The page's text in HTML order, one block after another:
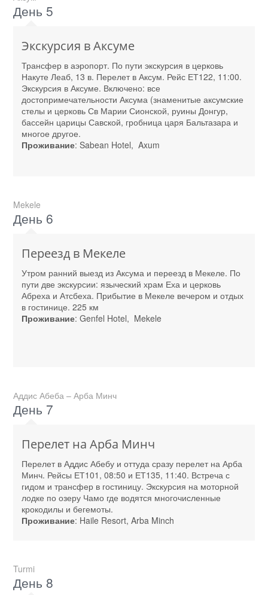
День 5
Экскурсия в Аксуме
Трансфер в аэропорт. По пути экскурсия в церковь
Накуте Леаб, 13 в. Перелет в Аксум. Рейс ЕТ122, 11:00.
Экскурсия в Аксуме. Включено: все
достопримечательности Аксума (знаменитые аксумские
стелы и церковь Св Марии Сионской, руины Донгур,
бассейн царицы Савской, гробница царя Бальтазара и
многое другое.
Проживание: Sabean Hotel, Axum
Mekele
День 6
Переезд в Мекеле
Утром ранний выезд из Аксума и переезд в Мекеле. По
пути две экскурсии: языческий храм Еха и церковь
Абреха и Атсбеха. Прибытие в Мекеле вечером и отдых
в гостинице. 225 км
Проживание: Genfel Hotel, Mekele
Аддис Абеба – Арба Минч
День 7
Перелет на Арба Минч
Перелет в Аддис Абебу и оттуда сразу перелет на Арба
Минч. Рейсы ЕТ101, 08:50 и ЕТ135, 11:40. Встреча с
гидом и трансфер в гостиницу. Экскурсия на моторной
лодке по озеру Чамо где водятся многочисленные
крокодилы и бегемоты.
Проживание: Haile Resort, Arba Minch
Turmi
День 8